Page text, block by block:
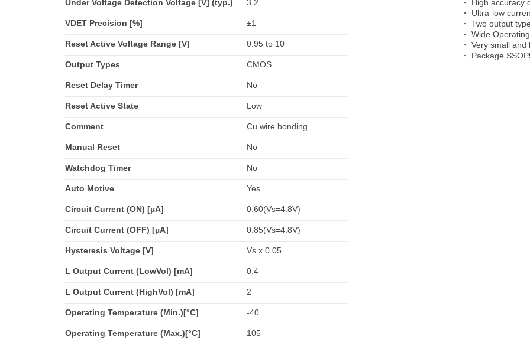
Under Voltage Detection Voltage [V] (typ.) 3.2
VDET Precision [%] ±1
Reset Active Voltage Range [V] 0.95 to 10
Output Types CMOS
Reset Delay Timer No
Reset Active State Low
Comment Cu wire bonding.
Manual Reset No
Watchdog Timer No
Auto Motive Yes
Circuit Current (ON) [µA] 0.60(Vs=4.8V)
Circuit Current (OFF) [µA] 0.85(Vs=4.8V)
Hysteresis Voltage [V] Vs x 0.05
L Output Current (LowVol) [mA] 0.4
L Output Current (HighVol) [mA] 2
Operating Temperature (Min.)[°C] -40
Operating Temperature (Max.)[°C] 105
・ High accuracy
・ Ultra-low
・ Two output
・ Wide
・ Very small
・ Package